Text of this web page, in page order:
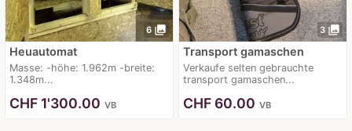
6 photo_library
Heuautomat
Masse: -höhe: 1.962m -breite:
1.348m...
CHF 1'300.00 VB
3 photo_library
Transport gamaschen
Verkaufe selten gebrauchte
transport gamaschen...
CHF 60.00 VB